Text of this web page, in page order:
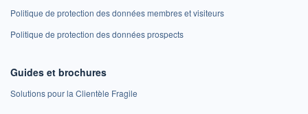
Politique de protection des données membres et visiteurs
Politique de protection des données prospects
Guides et brochures
Solutions pour la Clientèle Fragile